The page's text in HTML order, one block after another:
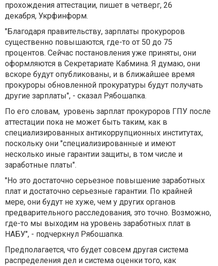
прохождения аттестации, пишет в четверг, 26
декабря, Укрфинформ.
"Благодаря правительству, зарплаты прокуроров
существенно повышаются, где-то от 50 до 75
процентов. Сейчас постановления уже приняты, они
оформляются в Секретариате Кабмина. Я думаю, они
вскоре будут опубликованы, и в ближайшее время
прокуроры обновленной прокуратуры будут получать
другие зарплаты", - сказал Рябошапка.
По его словам, уровень зарплат прокуроров ГПУ после
аттестации пока не может быть таким, как в
специализированных антикоррупционных институтах,
поскольку они "специализированные и имеют
несколько иные гарантии защиты, в том числе и
заработные платы".
"Но это достаточно серьезное повышение заработных
плат и достаточно серьезные гарантии. По крайней
мере, они будут не хуже, чем у других органов
предварительного расследования, это точно. Возможно,
где-то мы выходим на уровень заработных плат в
НАБУ", - подчеркнул Рябошапка.
Предполагается, что будет совсем другая система
распределения дел и система оценки того, как